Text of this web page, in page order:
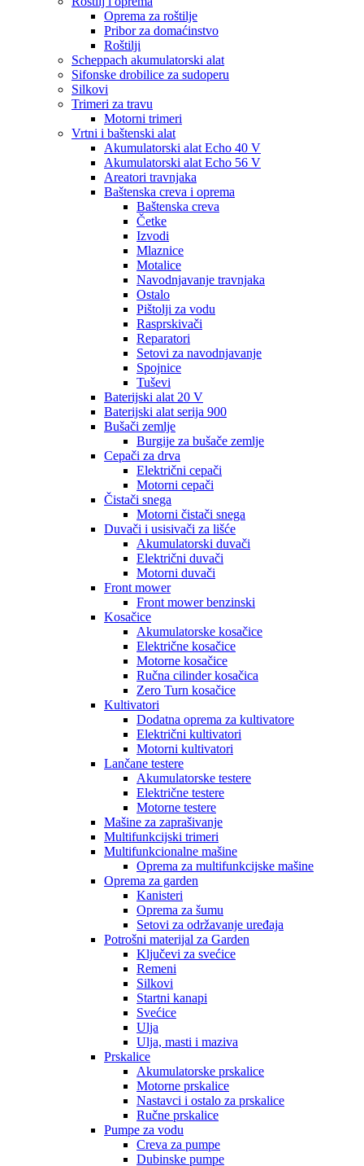
Oprema za roštilje
Pribor za domaćinstvo
Roštilji
Scheppach akumulatorski alat
Sifonske drobilice za sudoperu
Silkovi
Trimeri za travu
Motorni trimeri
Vrtni i baštenski alat
Akumulatorski alat Echo 40 V
Akumulatorski alat Echo 56 V
Areatori travnjaka
Baštenska creva i oprema
Baštenska creva
Četke
Izvodi
Mlaznice
Motalice
Navodnjavanje travnjaka
Ostalo
Pištolji za vodu
Rasprskivači
Reparatori
Setovi za navodnjavanje
Spojnice
Tuševi
Baterijski alat 20 V
Baterijski alat serija 900
Bušači zemlje
Burgije za bušače zemlje
Cepači za drva
Električni cepači
Motorni cepači
Čistači snega
Motorni čistači snega
Duvači i usisivači za lišće
Akumulatorski duvači
Električni duvači
Motorni duvači
Front mower
Front mower benzinski
Kosačice
Akumulatorske kosačice
Električne kosačice
Motorne kosačice
Ručna cilinder kosačica
Zero Turn kosačice
Kultivatori
Dodatna oprema za kultivatore
Električni kultivatori
Motorni kultivatori
Lančane testere
Akumulatorske testere
Električne testere
Motorne testere
Mašine za zaprašivanje
Multifunkcijski trimeri
Multifunkcionalne mašine
Oprema za multifunkcijske mašine
Oprema za garden
Kanisteri
Oprema za šumu
Setovi za održavanje uređaja
Potrošni materijal za Garden
Ključevi za svećice
Remeni
Silkovi
Startni kanapi
Svećice
Ulja
Ulja, masti i maziva
Prskalice
Akumulatorske prskalice
Motorne prskalice
Nastavci i ostalo za prskalice
Ručne prskalice
Pumpe za vodu
Creva za pumpe
Dubinske pumpe